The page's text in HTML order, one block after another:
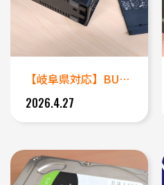
【岐阜県対応】BUFFALO製...
2026.4.27